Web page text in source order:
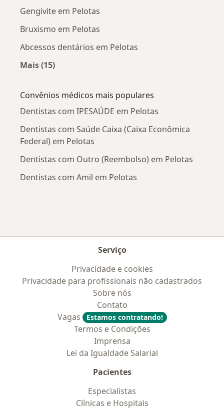
Gengivite em Pelotas
Bruxismo em Pelotas
Abcessos dentários em Pelotas
Mais (15)
Convênios médicos mais populares
Dentistas com IPESAÚDE em Pelotas
Dentistas com Saúde Caixa (Caixa Econômica
Federal) em Pelotas
Dentistas com Outro (Reembolso) em Pelotas
Dentistas com Amil em Pelotas
Serviço
Privacidade e cookies
Privacidade para profissionais não cadastrados
Sobre nós
Contato
Vagas
Estamos contratando!
Termos e Condições
Imprensa
Lei da Igualdade Salarial
Pacientes
Especialistas
Clínicas e Hospitais